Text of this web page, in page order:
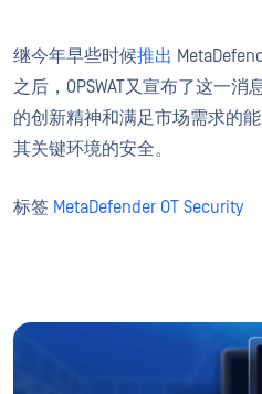
继今年早些时候推出
之后，OPSWAT又宣布了这一
的创新精神和满足市场需求的
其关键环境的安全。
标签 MetaDefender OT Security